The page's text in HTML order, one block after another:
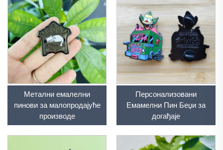
Метални емалелни
пинови за малопродајуће
производе
Персонализовани
Емамелни Пин Беџи за
догађаје